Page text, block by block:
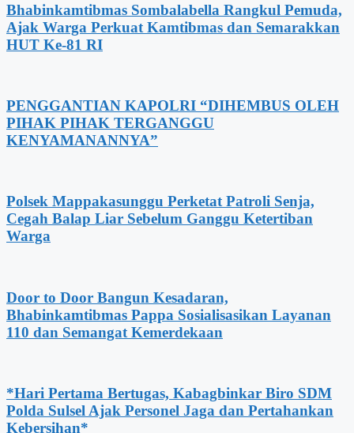
Bhabinkamtibmas Sombalabella Rangkul Pemuda,
Ajak Warga Perkuat Kamtibmas dan Semarakkan
HUT Ke-81 RI
PENGGANTIAN KAPOLRI “DIHEMBUS OLEH
PIHAK PIHAK TERGANGGU
KENYAMANANNYA”
Polsek Mappakasunggu Perketat Patroli Senja,
Cegah Balap Liar Sebelum Ganggu Ketertiban
Warga
Door to Door Bangun Kesadaran,
Bhabinkamtibmas Pappa Sosialisasikan Layanan
110 dan Semangat Kemerdekaan
*Hari Pertama Bertugas, Kabagbinkar Biro SDM
Polda Sulsel Ajak Personel Jaga dan Pertahankan
Kebersihan*